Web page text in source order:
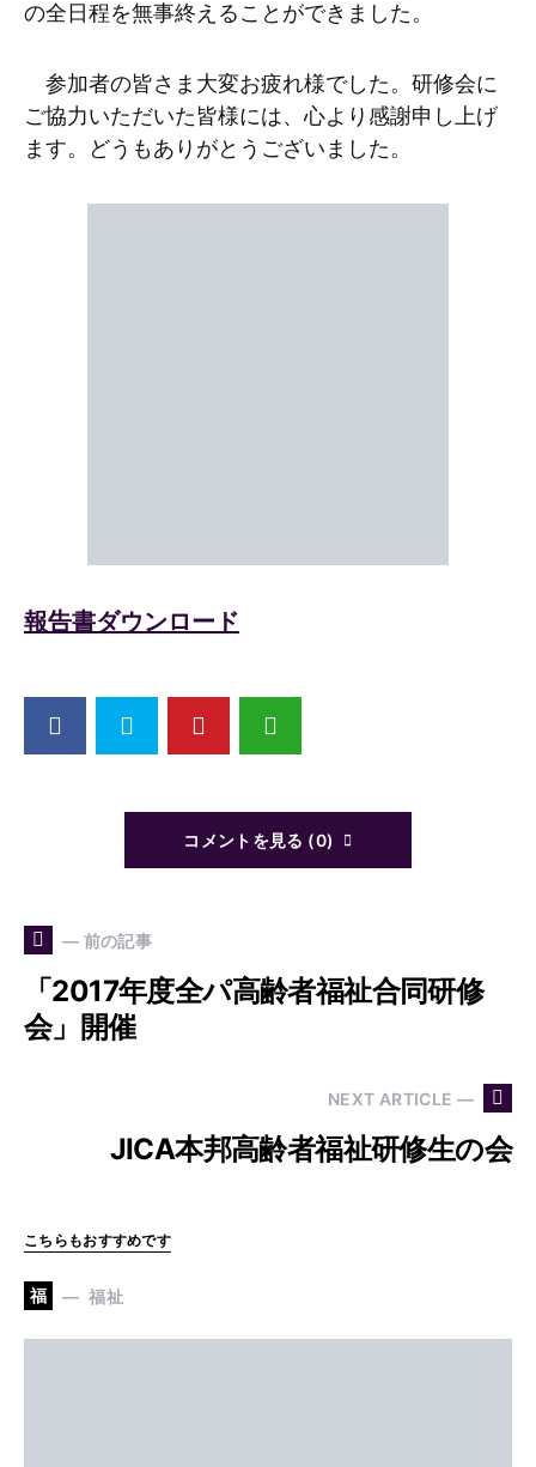
の全日程を無事終えることができました。
参加者の皆さま大変お疲れ様でした。研修会に
ご協力いただいた皆様には、心より感謝申し上げ
ます。どうもありがとうございました。
報告書ダウンロード
コメントを見る (0)
— 前の記事
「2017年度全パ高齢者福祉合同研修
会」開催
NEXT ARTICLE —
JICA本邦高齢者福祉研修生の会
こちらもおすすめです
福 福祉